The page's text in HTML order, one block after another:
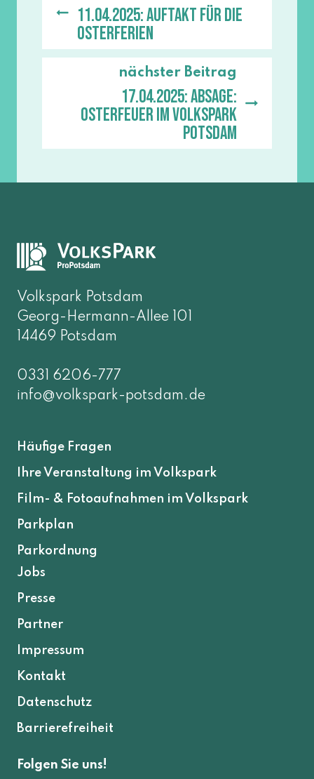
11.04.2025: Auftakt für die
Osterferien
nächster Beitrag
17.04.2025: ABSAGE:
Osterfeuer im Volkspark
Potsdam
Volkspark Potsdam
Georg-Hermann-Allee 101
14469 Potsdam
0331 6206-777
info@volkspark-potsdam.de
Häufige Fragen
Ihre Veranstaltung im Volkspark
Film- & Fotoaufnahmen im Volkspark
Parkplan
Parkordnung
Jobs
Presse
Partner
Impressum
Kontakt
Datenschutz
Barrierefreiheit
Folgen Sie uns!